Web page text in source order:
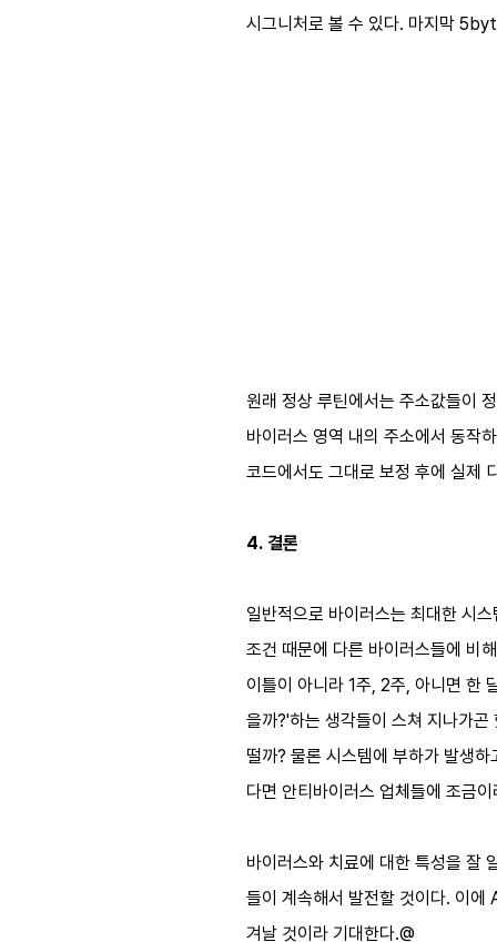
시그니처로 볼 수 있다. 마지막
원래 정상 루틴에서는 주소값들이
바이러스 영역 내의 주소에서 동작
코드에서도 그대로 보정 후에 실제
4. 결론
일반적으로 바이러스는 최대한 시
조건 때문에 다른 바이러스들에 비
이틀이 아니라 1주, 2주, 아니면 한
을까?'하는 생각들이 스쳐 지나가
떨까? 물론 시스템에 부하가 발생
다면 안티바이러스 업체들에 조금
바이러스와 치료에 대한 특성을 잘
들이 계속해서 발전할 것이다. 이에
겨날 것이라 기대한다.@